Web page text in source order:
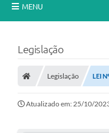
MENU
A Cidade
A Prefeitura
Notícias
Legislação
Legislação LEI
Atualizado em: 25/10/